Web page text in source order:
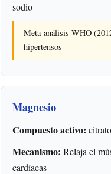
sodio
Meta-análisis WHO
hipertensos
Magnesio
Compuesto activo:
Mecanismo: Relaja el
cardíacas